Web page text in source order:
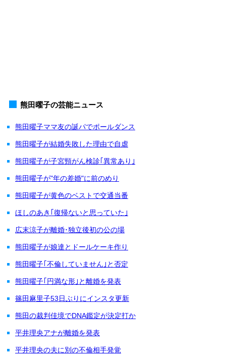
熊田曜子の芸能ニュース
熊田曜子ママ友の誕パでポールダンス
熊田曜子が結婚失敗した理由で自虐
熊田曜子が子宮頸がん検診｢異常あり｣
熊田曜子が"年の差婚"に前のめり
熊田曜子が黄色のベストで交通当番
ほしのあき｢復帰ないと思っていた｣
広末涼子が離婚･独立後初の公の場
熊田曜子が娘達とドールケーキ作り
熊田曜子｢不倫していません｣と否定
熊田曜子｢円満な形｣と離婚を発表
篠田麻里子53日ぶりにインスタ更新
熊田の裁判佳境でDNA鑑定が決定打か
平井理央アナが離婚を発表
平井理央の夫に別の不倫相手発覚